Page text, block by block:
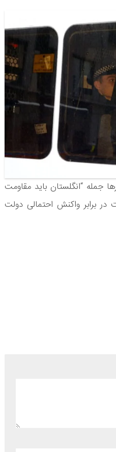
جمله “انگلستان باید مقاومت
در برابر واکنش احتمالی دولت